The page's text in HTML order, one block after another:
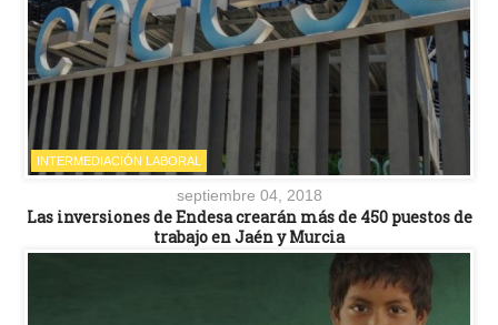
INTERMEDIACIÓN LABORAL
septiembre 04, 2018
Las inversiones de Endesa crearán más de 450 puestos de
trabajo en Jaén y Murcia